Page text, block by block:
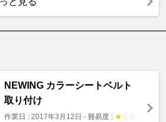
NEWING カラーシートベルト
取り付け
作業日 : 2017年3月12日 - 難易度 : ★ ☆ ☆